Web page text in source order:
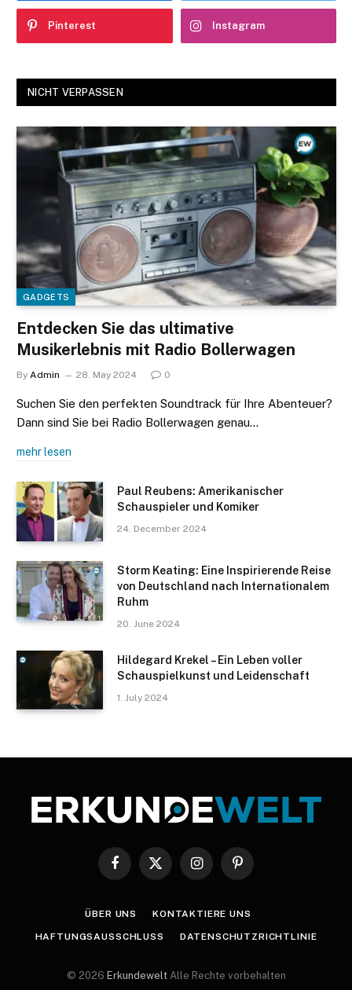
Pinterest Instagram
NICHT VERPASSEN
GADGETS
Entdecken Sie das ultimative
Musikerlebnis mit Radio Bollerwagen
By Admin 28. May 2024 0
Suchen Sie den perfekten Soundtrack für Ihre Abenteuer?
Dann sind Sie bei Radio Bollerwagen genau…
mehr lesen
Paul Reubens: Amerikanischer
Schauspieler und Komiker
24. December 2024
Storm Keating: Eine Inspirierende Reise
von Deutschland nach Internationalem
Ruhm
20. June 2024
Hildegard Krekel – Ein Leben voller
Schauspielkunst und Leidenschaft
1. July 2024
Facebook
X
InstagramPinterest
ÜBER UNS KONTAKTIERE UNS
HAFTUNGSAUSSCHLUSS DATENSCHUTZRICHTLINIE
© 2026 Erkundewelt Alle Rechte vorbehalten